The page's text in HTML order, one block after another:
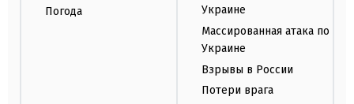
Погода
Украине
Массированная атака по
Украине
Взрывы в России
Потери врага